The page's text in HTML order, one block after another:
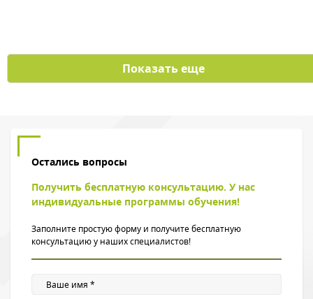
Показать еще
Остались вопросы
Получить бесплатную консультацию. У нас
индивидуальные программы обучения!
Заполните простую форму и получите бесплатную
консультацию у наших специалистов!